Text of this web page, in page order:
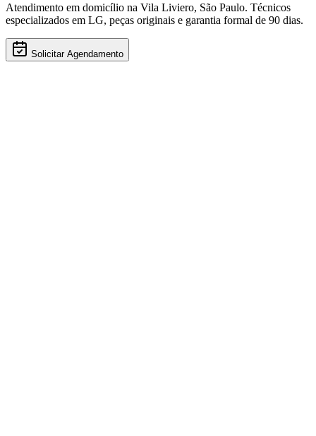
Atendimento em domicílio na Vila Liviero, São Paulo. Técnicos
especializados em LG, peças originais e garantia formal de 90 dias.
Solicitar Agendamento